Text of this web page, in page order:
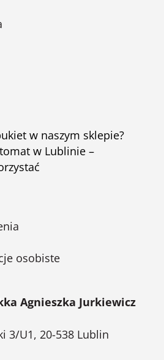
w naszym sklepie?
w Lublinie –
osobiste
Agnieszka Jurkiewicz
3/U1, 20-538 Lublin